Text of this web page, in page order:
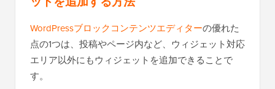
WordPressブロックコンテンツエディターの優れた
点の1つは、投稿やページ内など、ウィジェット対応
エリア以外にもウィジェットを追加できることで
す。